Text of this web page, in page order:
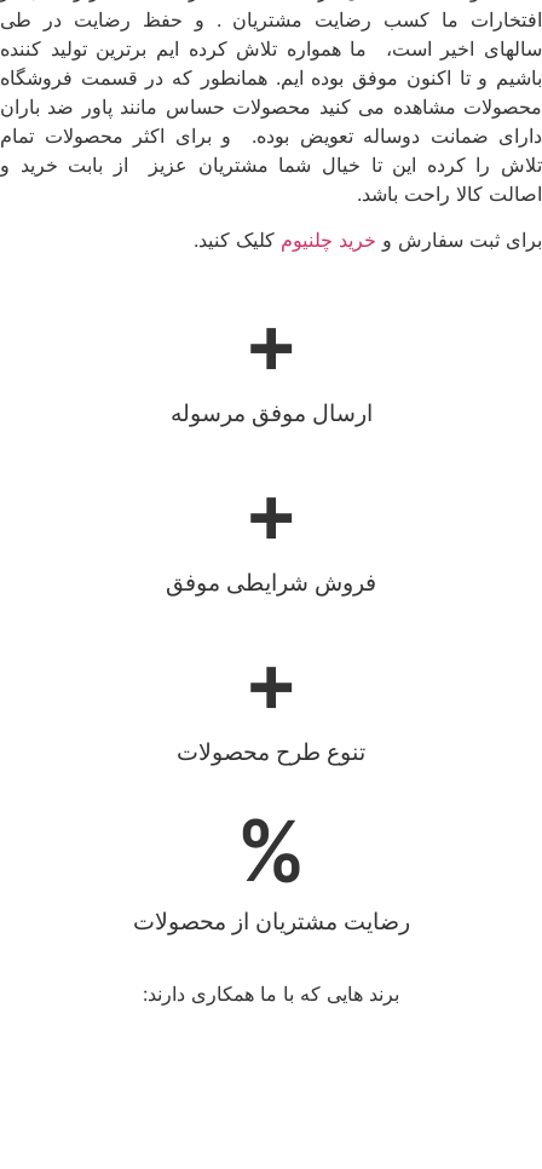
افتخارات ما کسب رضایت مشتریان . و حفظ رضایت در طی
سالهای اخیر است، ما همواره تلاش کرده ایم برترین تولید کننده
باشیم و تا اکنون موفق بوده ایم. همانطور که در قسمت فروشگاه
محصولات مشاهده می کنید محصولات حساس مانند پاور ضد باران
دارای ضمانت دوساله تعویض بوده. و برای اکثر محصولات تمام
تلاش را کرده این تا خیال شما مشتریان عزیز از بابت خرید و
اصالت کالا راحت باشد.
برای ثبت سفارش و خرید چلنیوم کلیک کنید.
ارسال موفق مرسوله
+
فروش شرایطی موفق
+
تنوع طرح محصولات
+
رضایت مشتریان از محصولات
%
برند هایی که با ما همکاری دارند: